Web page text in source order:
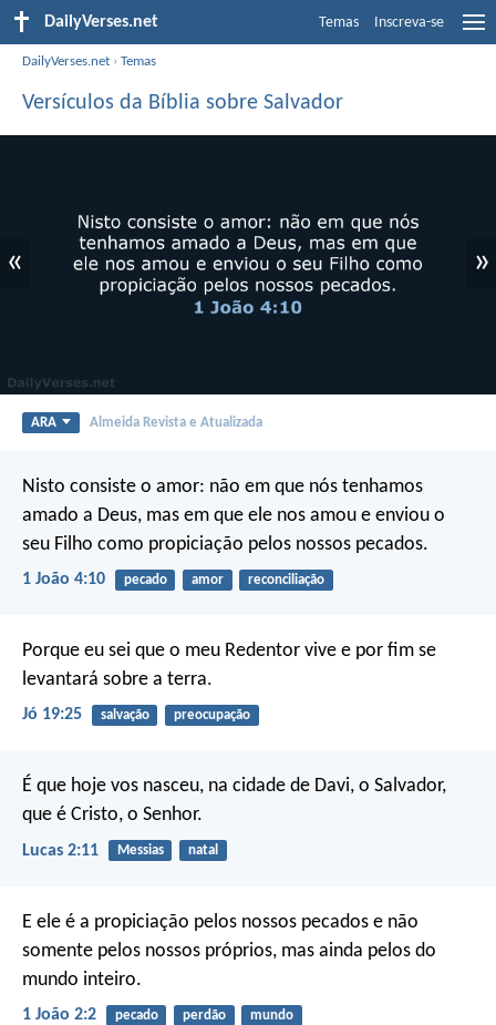
DailyVerses.net Temas Inscreva-se
DailyVerses.net ›Temas
Versículos da Bíblia sobre Salvador
« »
ARA Almeida Revista e Atualizada
Nisto consiste o amor: não em que nós tenhamos
amado a Deus, mas em que ele nos amou e enviou o
seu Filho como propiciação pelos nossos pecados.
1 João 4:10 pecado amor reconciliação
Porque eu sei que o meu Redentor vive e por fim se
levantará sobre a terra.
Jó 19:25 salvação preocupação
É que hoje vos nasceu, na cidade de Davi, o Salvador,
que é Cristo, o Senhor.
Lucas 2:11 Messias natal
E ele é a propiciação pelos nossos pecados e não
somente pelos nossos próprios, mas ainda pelos do
mundo inteiro.
1 João 2:2 pecado perdão mundo